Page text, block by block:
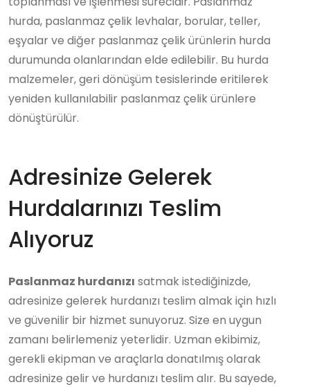
hurda, paslanmaz çelik levhalar, borular, teller,
eşyalar ve diğer paslanmaz çelik ürünlerin hurda
durumunda olanlarından elde edilebilir. Bu hurda
malzemeler, geri dönüşüm tesislerinde eritilerek
yeniden kullanılabilir paslanmaz çelik ürünlere
dönüştürülür.
Adresinize Gelerek
Hurdalarınızı Teslim
Alıyoruz
Paslanmaz hurdanızı satmak istediğinizde,
adresinize gelerek hurdanızı teslim almak için hızlı
ve güvenilir bir hizmet sunuyoruz. Size en uygun
zamanı belirlemeniz yeterlidir. Uzman ekibimiz,
gerekli ekipman ve araçlarla donatılmış olarak
adresinize gelir ve hurdanızı teslim alır. Bu sayede,